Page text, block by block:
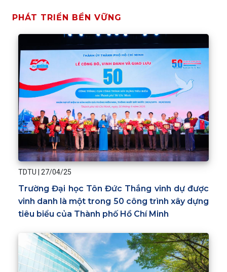
PHÁT TRIỂN BỀN VỮNG
TDTU 27/04/25
Trường Đại học Tôn Đức Thắng vinh dự được
vinh danh là một trong 50 công trình xây dựng
tiêu biểu của Thành phố Hồ Chí Minh